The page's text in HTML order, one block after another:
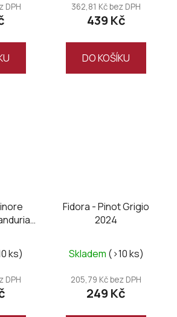
DPH 362,81 Kč bez DPH
439 Kč
DO KOŠÍKU
ks)
DPH
Fidora - Pinot Grigio
2024
Skladem (>10 ks)
205,79 Kč bez DPH
249 Kč